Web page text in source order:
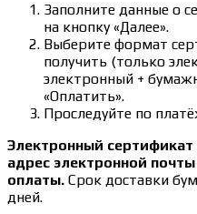
Заполните данные о
на кнопку «Далее».
Выберите формат
получить (только
электронный +
«Оплатить».
Проследуйте по
Электронный
адрес электронной
оплаты. Срок доставки
дней.